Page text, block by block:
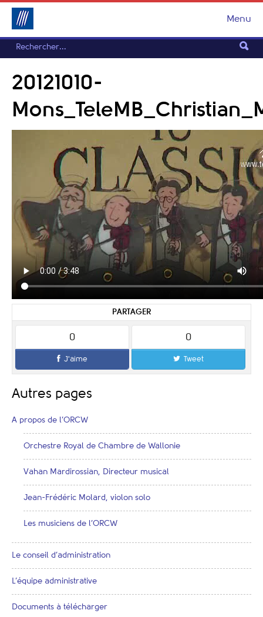
Menu
20121010-
PARTAGER
0
J'aime
0
Tweet
Autres pages
A propos de l’ORCW
Orchestre Royal de Chambre de Wallonie
Vahan Mardirossian, Directeur musical
Jean-Frédéric Molard, violon solo
Les musiciens de l’ORCW
Le conseil d’administration
L’équipe administrative
Documents à télécharger